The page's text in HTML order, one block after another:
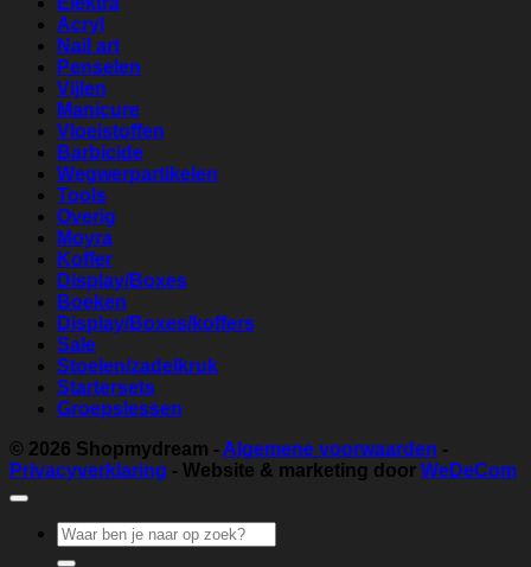
Acryl
Nail art
Penselen
Vijlen
Manicure
Vloeistoffen
Barbicide
Wegwerpartikelen
Tools
Overig
Moyra
Koffer
Display/Boxes
Boeken
Display/Boxes/koffers
Sale
Stoelen/zadelkruk
Startersets
Groepslessen
© 2026 Shopmydream - Algemene voorwaarden -
Privacyverklaring - Website & marketing door WeDeCom
Zoeken
naar: